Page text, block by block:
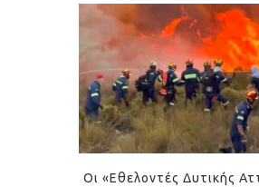
Οι «Εθελοντές Δυτικής